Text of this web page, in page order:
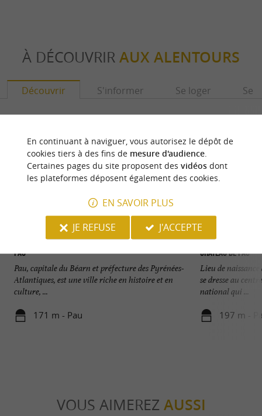
À DÉCOUVRIR AUX ALENTOURS
Découvrir S'informer Se loger Se
Pau
Pau, capitale du Béarn et préfecture des Pyrénées-
Atlantiques, est une ville riche en histoire et en
culture, ...
171 m - Pau
Château de Pau
Lieu de
se dresse au
national qui ...
197 m -
VOUS AIMEREZ AUSSI
En continuant à naviguer, vous autorisez le dépôt de
cookies tiers à des fins de mesure d'audience.
Certaines pages du site proposent des vidéosdont
les plateformes déposent également des cookies.
EN SAVOIR PLUS
JE REFUSE
J'ACCEPTE